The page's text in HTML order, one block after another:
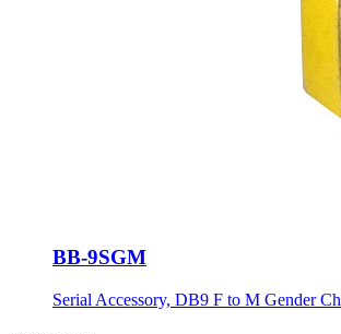
BB-9SGM
Serial Accessory, DB9 F to M Gender